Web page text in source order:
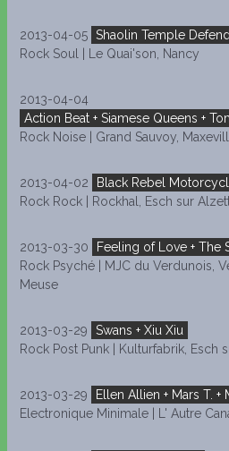
2013-04-05 Shaolin Temple
Rock Soul | Le Quai'son, Nancy
2013-04-04
Action Beat + Siamese Queens +
Rock Noise | Grand Sauvoy,
2013-04-02
Black Rebel
Rock Rock | Rockhal, Esch sur
2013-03-30
Feeling of Love + The
Rock Psyché | MJC du Verdunois,
Meuse
2013-03-29
Swans + Xiu Xiu
Rock Post Punk | Kulturfabrik, Esch
2013-03-29
Ellen Allien + Mars T. +
Electronique Minimale | L' Autre